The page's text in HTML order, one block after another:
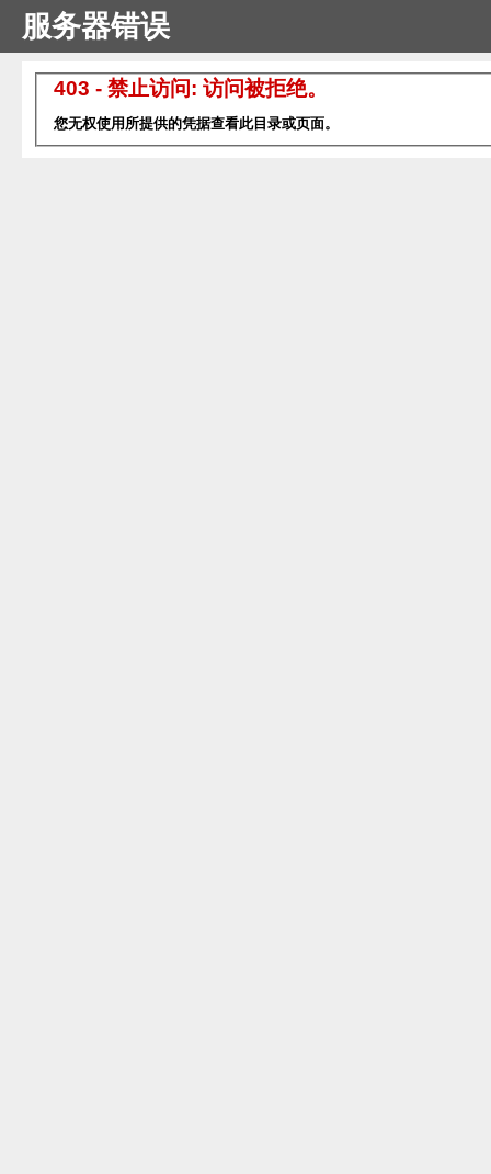
服务器错误
403 - 禁止访问: 访问被拒绝。
您无权使用所提供的凭据查看此目录或页面。